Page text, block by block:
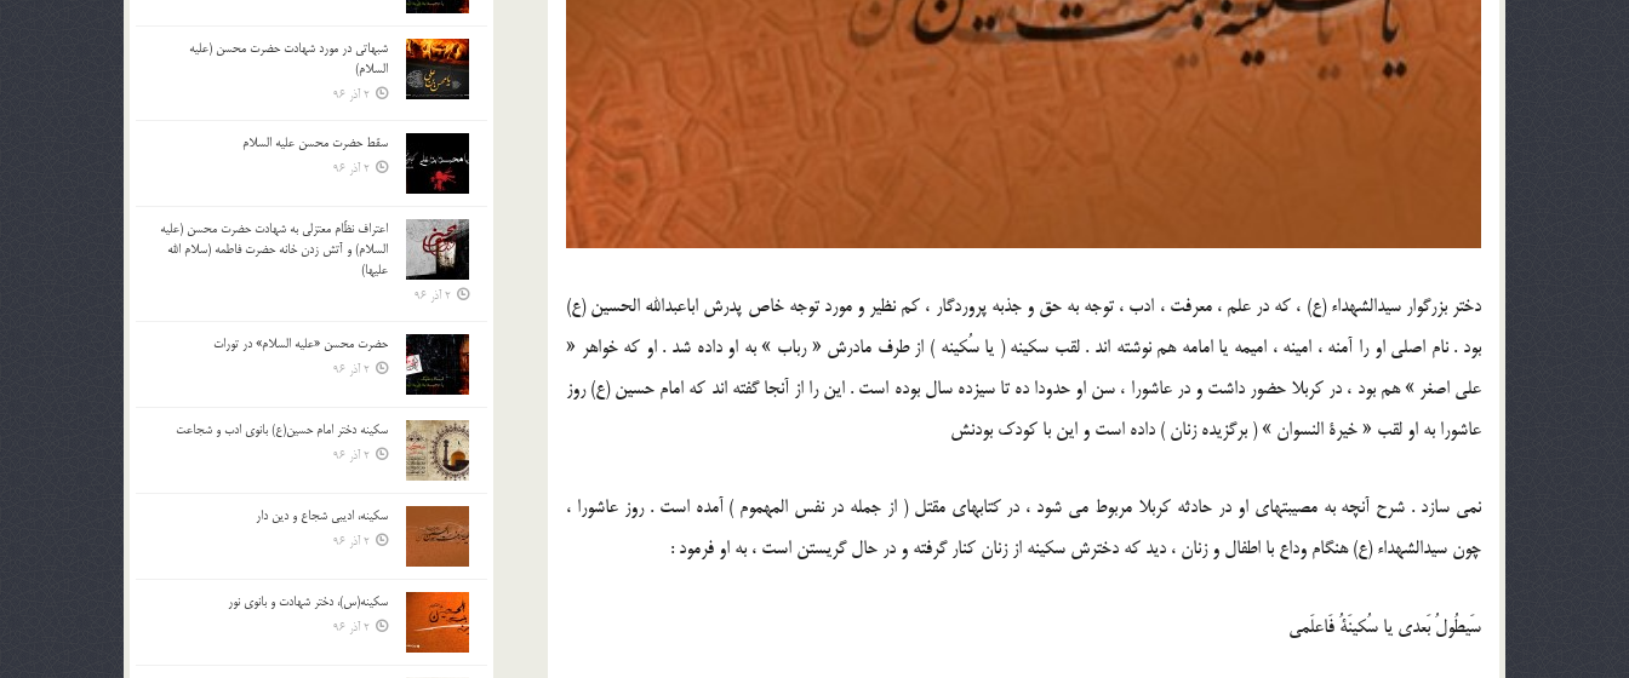
دختر بزرگوار سیدالشهداء (ع) ، که در علم ، معرفت ، ادب ، توجه به حق و جذبه پروردگار ، کم نظیر و مورد توجه خاص پدرش اباعبدالله الحسین (ع)
بود . نام اصلی او را آمنه ، امینه ، امیمه یا امامه هم نوشته اند . لقب سکینه ( یا سُکینه ) از طرف مادرش « رباب » به او داده شد . او که خواهر «
علی اصغر » هم بود ، در کربلا حضور داشت و در عاشورا ، سن او حدودا ده تا سیزده سال بوده است . این را از آنجا گفته اند که امام حسین (ع) روز
عاشورا به او لقب « خیرة النسوان » ( برگزیده زنان ) داده است و این با کودک بودنش
نمی سازد . شرح آنچه به مصیبتهای او در حادثه کربلا مربوط می شود ، در کتابهای مقتل ( از جمله در نفس المهموم ) آمده است . روز عاشورا ،
چون سیدالشهداء (ع) هنگام وداع با اطفال و زنان ، دید که دخترش سکینه از زنان کنار گرفته و در حال گریستن است ، به او فرمود :
سَیطُولُ بَعدی یا سُکینَةُ فَاعلَمی
شبهاتی در مورد شهادت حضرت محسن (علیه
السلام)
2 آذر 96
سقط حضرت محسن عليه السلام
2 آذر 96
اعتراف نظّام معتزلی به شهادت حضرت محسن (علیه
السلام) و آتش زدن خانه حضرت فاطمه (سلام الله
علیها)
2 آذر 96
حضرت محسن «علیه السلام» در تورات
2 آذر 96
سکینه دختر امام حسین(ع) بانوی ادب و شجاعت
2 آذر 96
سکینه، ادیبی شجاع و دین دار
2 آذر 96
سکینه(س)، دختر شهادت و بانوی نور
2 آذر 96